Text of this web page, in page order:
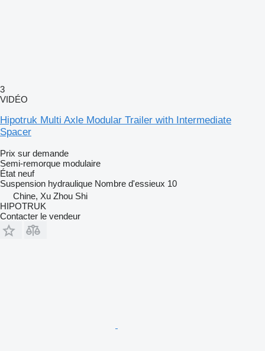
3
VIDÉO
Hipotruk Multi Axle Modular Trailer with Intermediate
Spacer
Prix sur demande
Semi-remorque modulaire
État neuf
Suspension hydraulique Nombre d'essieux 10
Chine, Xu Zhou Shi
HIPOTRUK
Contacter le vendeur